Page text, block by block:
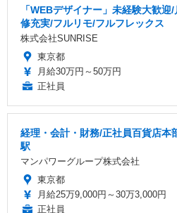
「WEBデザイナー」未経験大歓
修充実/フルリモ/フルフレックス
株式会社SUNRISE
東京都
月給30万円～50万円
正社員
経理・会計・財務/正社員百貨店本
駅
マンパワーグループ株式会社
東京都
月給25万9,000円～30万3,000円
正社員